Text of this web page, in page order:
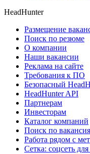
HeadHunter
Размещение
Поиск по резюме
О компании
Наши вакансии
Реклама на сайте
Требования к ПО
Безопасный
HeadHunter API
Партнерам
Инвесторам
Каталог компаний
Поиск по
Работа рядом с
Сетка: соцсеть